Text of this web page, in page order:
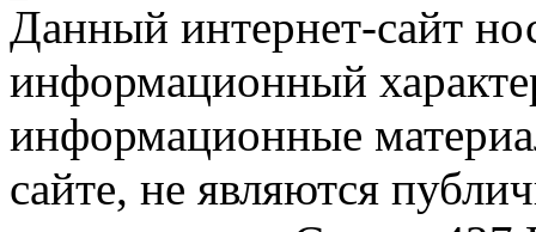
Данный интернет-сайт
информационный
информационные
сайте, не являются